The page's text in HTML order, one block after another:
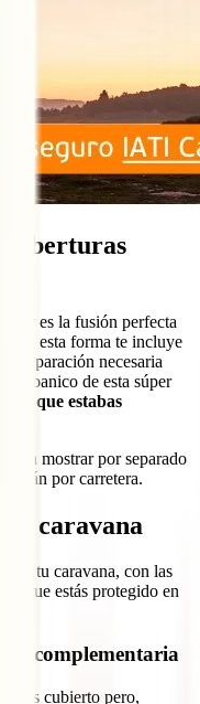
es la fusión perfecta
De esta forma te incluye
reparación necesaria
abanico de esta súper
Es lo que estabas
a mostrar por separado
por carretera.
caravana
tu caravana, con las
que estás protegido en
y complementaria
cubierto pero,